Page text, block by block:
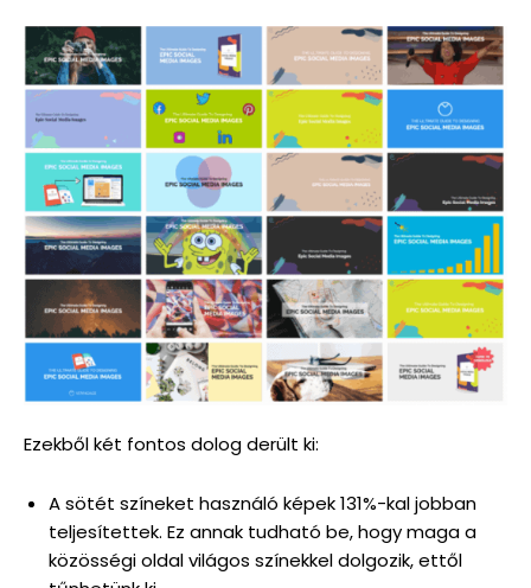
Ezekből két fontos dolog derült ki:
A sötét színeket használó képek 131%-kal jobban
teljesítettek. Ez annak tudható be, hogy maga a
közösségi oldal világos színekkel dolgozik, ettől